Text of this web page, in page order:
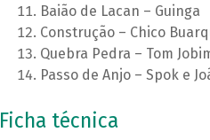
Baião de Lacan – Guinga
Construção – Chico
Quebra Pedra – Tom
Passo de Anjo – Spok e
Ficha técnica